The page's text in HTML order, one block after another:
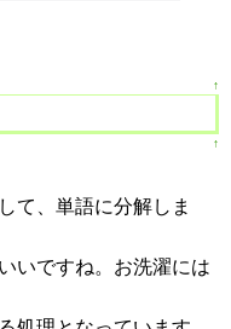
↑
↑
て、単語に分解しま
いですね。お洗濯には